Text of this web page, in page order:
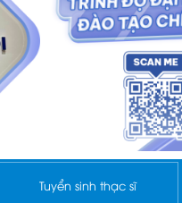
Tuyển sinh thạc sĩ